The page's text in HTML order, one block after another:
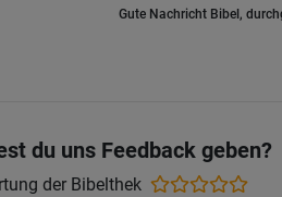
Gute Nachricht Bibel,
du uns Feedback geben?
der Bibelthek